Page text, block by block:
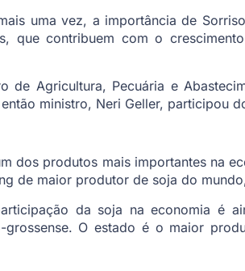
uma vez, a importância de
que contribuem com o
de Agricultura, Pecuária e
ministro, Neri Geller, participou
dos produtos mais importantes na
de maior produtor de soja do
da soja na economia é
grossense. O estado é o maior